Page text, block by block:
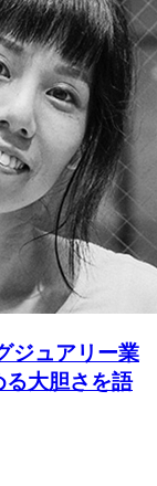
ジュアリー業
大胆さを語